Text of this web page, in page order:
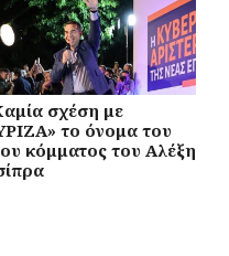
σχέση με
το όνομα του
κόμματος του Αλέξη